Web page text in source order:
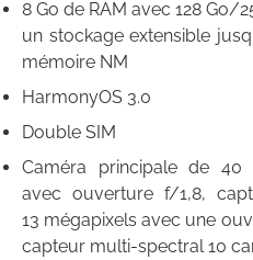
8 Go de RAM avec 128 Go/
un stockage extensible
mémoire NM
HarmonyOS 3.0
Double SIM
Caméra principale de 40
avec ouverture f/1,8,
13 mégapixels avec une
capteur multi-spectral 10